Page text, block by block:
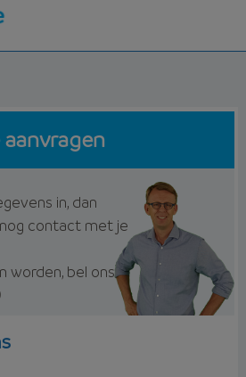
in, dan
contact met je
worden, bel ons